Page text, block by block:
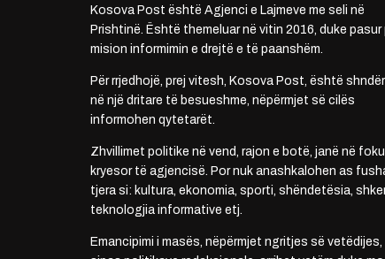
Kosova Post është Agjenci e Lajmeve me seli në
Prishtinë. Është themeluar në vitin 2016, duke pasur
mision informimin e drejtë e të paanshëm.
Për rrjedhojë, prej vitesh, Kosova Post, është
në një dritare të besueshme, nëpërmjet së cilës
informohen qytetarët.
Zhvillimet politike në vend, rajon e botë, janë në
kryesor të agjencisë. Por nuk anashkalohen as
tjera si: kultura, ekonomia, sporti, shëndetësia,
teknologjia informative etj.
Emancipimi i masës, nëpërmjet ngritjes së vetëdijes,